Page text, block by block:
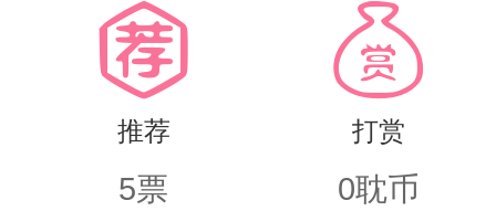
推荐
5票
打赏
0耽币